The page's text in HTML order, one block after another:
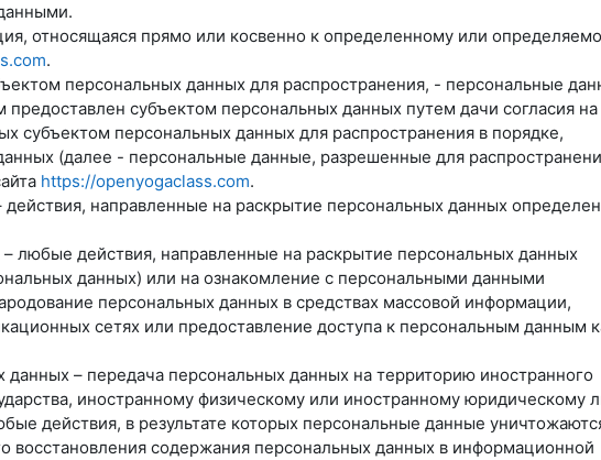
относящаяся прямо или косвенно к определенному или
.
персональных данных для распространения, - персональные
субъектом персональных данных путем дачи согласия на
субъектом персональных данных для распространения в порядке,
(далее - персональные данные, разрешенные для
https://openyogaclass.com.
направленные на раскрытие персональных данных
любые действия, направленные на раскрытие персональных данных
данных) или на ознакомление с персональными данными
персональных данных в средствах массовой информации,
сетях или предоставление доступа к персональным данным
данных – передача персональных данных на территорию иностранного
иностранному физическому или иностранному юридическому
действия, в результате которых персональные данные
восстановления содержания персональных данных в информационной